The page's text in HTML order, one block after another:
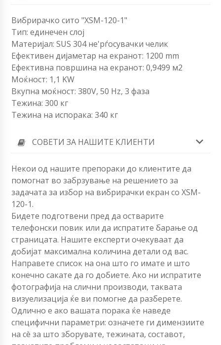
Вибрирачко сито "XSM-120-1"
Тип: единечен слој
Материјал: SUS 304 не'рѓосувачки челик
Ефективен дијаметар на екранот: 1200 mm
Ефективна површина на екранот: 0,9499 м2
Моќност: 1,1 KW
Вкупна моќност: 380V, 50 Hz, 3 фаза
Тежина: 300 кг
Тежина на испорака: 340 кг
СОВЕТИ ЗА НАШИТЕ КЛИЕНТИ
Некои од нашите препораки до клиентите да
помогнат во забрзување на решението за
задачата за избор на вибрирачки екран со XSM-
120-1.
Бидете подготвени пред да остварите
телефонски повик или да испратите барање од
страницата. Нашите експерти очекуваат да
добијат максимална количина детали од вас.
Направете список на она што го имате и што
конечно сакате да го добиете. Ако ни испратите
фотографија на слични производи, таквата
визуелизација ќе ви помогне да разберете.
Одлично е ако вашата порака ќе наведе
специфични параметри: означете ги димензиите
на сè за што зборувате, тежината, составот,